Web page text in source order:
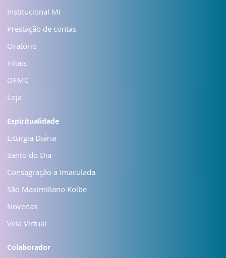
Institucional MI
Prestação de contas
Oratório
Filiais
OFMC
Loja
Espiritualidade
Liturgia Diária
Santo do Dia
Consagração a Imaculada
São Maximiliano Kolbe
Novenas
Vela Virtual
Colaborador